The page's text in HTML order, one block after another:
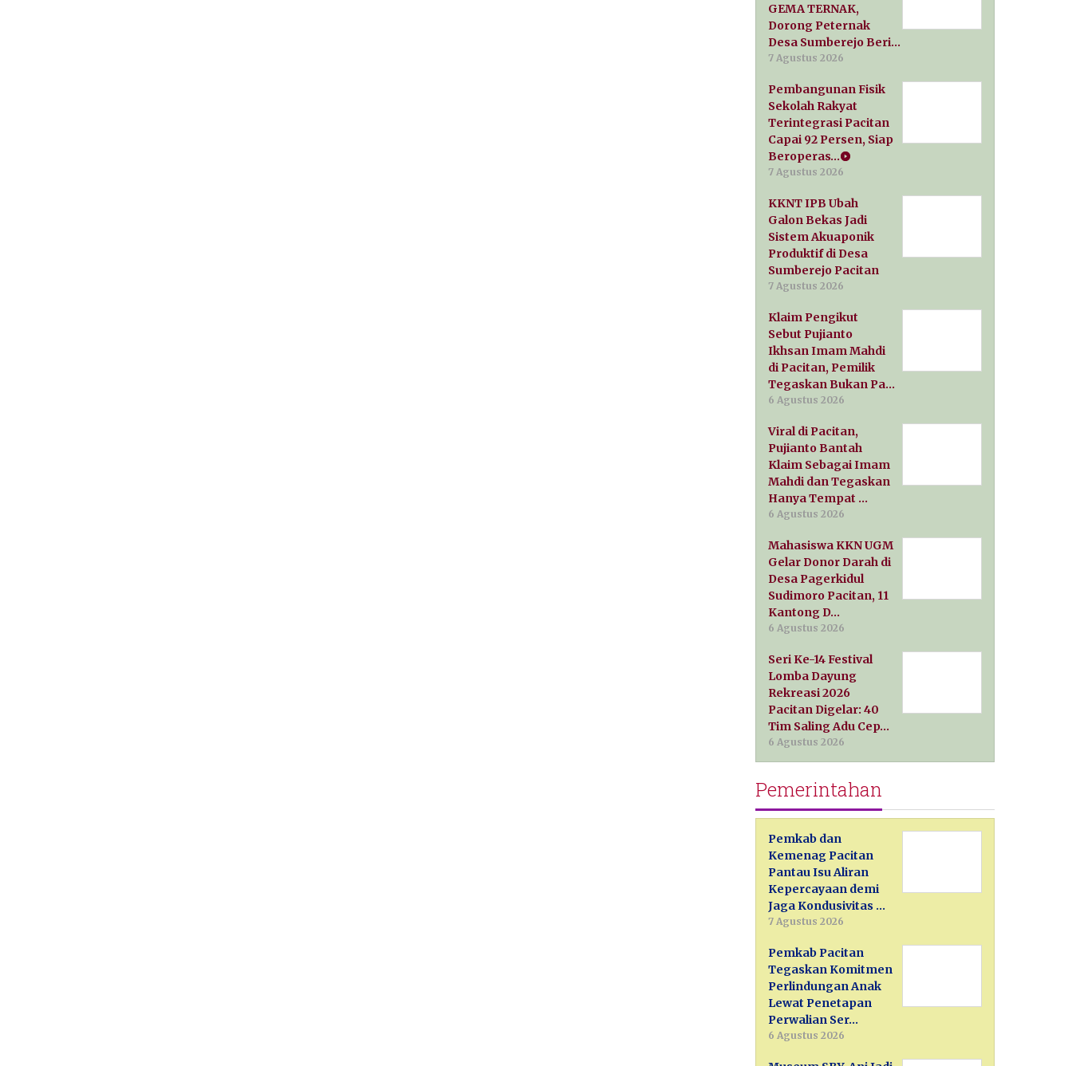
GEMA TERNAK,
Dorong Peternak
Desa Sumberejo Beri…
7 Agustus 2026
Pembangunan Fisik
Sekolah Rakyat
Terintegrasi Pacitan
Capai 92 Persen, Siap
Beroperas…
7 Agustus 2026
KKNT IPB Ubah
Galon Bekas Jadi
Sistem Akuaponik
Produktif di Desa
Sumberejo Pacitan
7 Agustus 2026
Klaim Pengikut
Sebut Pujianto
Ikhsan Imam Mahdi
di Pacitan, Pemilik
Tegaskan Bukan Pa…
6 Agustus 2026
Viral di Pacitan,
Pujianto Bantah
Klaim Sebagai Imam
Mahdi dan Tegaskan
Hanya Tempat …
6 Agustus 2026
Mahasiswa KKN UGM
Gelar Donor Darah di
Desa Pagerkidul
Sudimoro Pacitan, 11
Kantong D…
6 Agustus 2026
Seri Ke-14 Festival
Lomba Dayung
Rekreasi 2026
Pacitan Digelar: 40
Tim Saling Adu Cep…
6 Agustus 2026
Pemerintahan
Pemkab dan
Kemenag Pacitan
Pantau Isu Aliran
Kepercayaan demi
Jaga Kondusivitas …
7 Agustus 2026
Pemkab Pacitan
Tegaskan Komitmen
Perlindungan Anak
Lewat Penetapan
Perwalian Ser…
6 Agustus 2026